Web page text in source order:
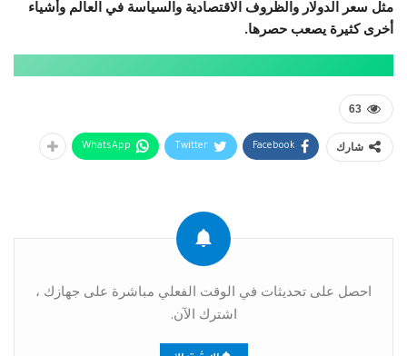
مثل سعر الدولار والظروف الاقتصادية والسياسة في العالم وأشياء
أخرى كثيرة يصعب حصرها.
63
شارك Facebook
Twitter
WhatsApp
احصل على تحديثات في الوقت الفعلي مباشرة على جهازك ،
اشترك الآن.